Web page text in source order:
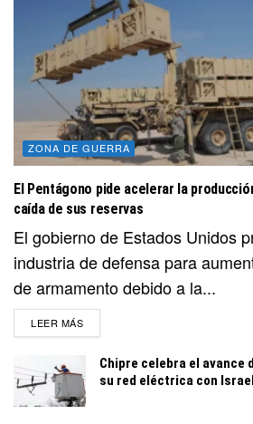
ZONA DE GUERRA
El Pentágono pide acelerar la
caída de sus reservas
El gobierno de Estados Unidos
industria de defensa para
de armamento debido a la...
LEER MÁSDETAILS
Chipre celebra el avance
su red eléctrica con